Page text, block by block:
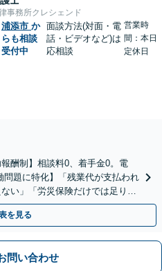
事務所クレシェンド
浦添市 か
らも相談
受付中
面談方法(対面・電
話・ビデオなど)は
応相談
営業時
間：本日
定休日
酬制】相談料0、着手金0。電
題に特化】「残業代が支払われ
い」「労災保険だけでは足りな
題はお任せを。
を見る
問い合わせ